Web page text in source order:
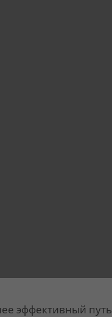
эффективный путь